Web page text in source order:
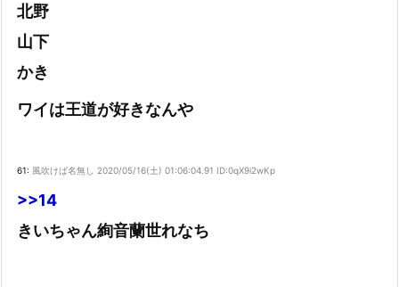
北野
山下
かき
ワイは王道が好きなんや
61: 風吹けば名無し 2020/05/16(土) 01:06:04.91 ID:0qX9i2wKp
>>14
きいちゃん絢音蘭世れなち